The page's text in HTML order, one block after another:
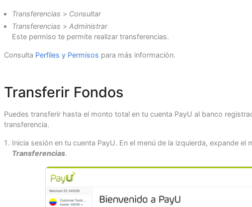
Transferencias > Consultar
Transferencias > Administrar
Este permiso te permite realizar transferencias.
Consulta Perfiles y Permisos para más información.
Transferir Fondos
Puedes transferir hasta el monto total en tu cuenta PayU al banco
transferencia.
Inicia sesión en tu cuenta PayU. En el menú de la izquierda, expande el
Transferencias.